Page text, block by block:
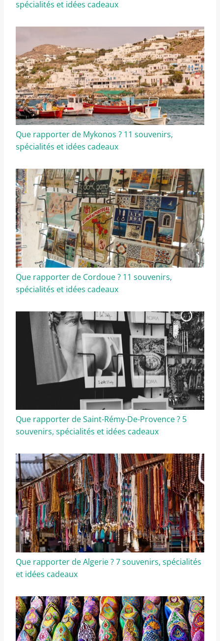
spécialités et idées cadeaux
Que rapporter de Mykonos ? 11 souvenirs,
spécialités et idées cadeaux
Que rapporter de Cordoue ? 11 souvenirs,
spécialités et idées cadeaux
Que rapporter de Saint-Rémy-De-Provence ? 5
souvenirs, spécialités et idées cadeaux
Que rapporter de Algerie ? 7 souvenirs, spécialités
et idées cadeaux